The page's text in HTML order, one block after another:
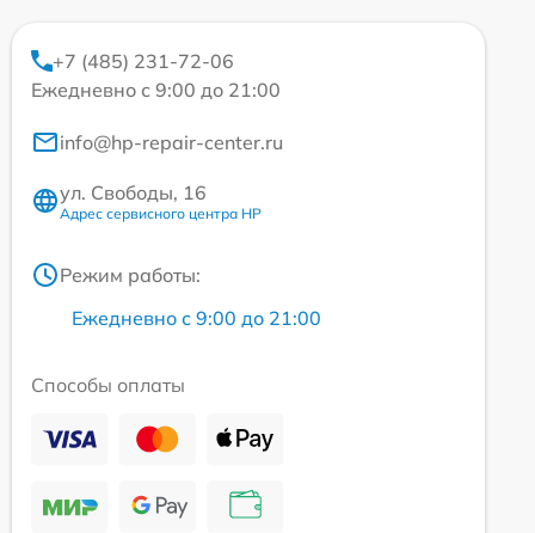
+7 (485) 231-72-06
Ежедневно с 9:00 до 21:00
info@hp-repair-center.ru
ул. Свободы, 16
Адрес сервисного центра HP
Режим работы:
Ежедневно с 9:00 до 21:00
Способы оплаты